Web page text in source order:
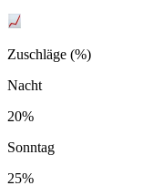
Zuschläge (%)
Nacht
20%
Sonntag
25%